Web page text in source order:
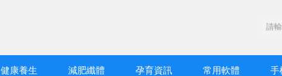
健康養生 減肥纖體 孕育資訊 常用軟體 手